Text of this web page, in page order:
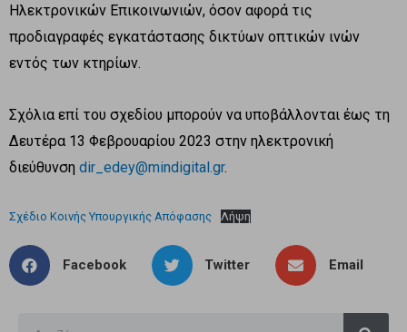
Ηλεκτρονικών Επικοινωνιών, όσον αφορά τις
προδιαγραφές εγκατάστασης δικτύων οπτικών ινών
εντός των κτηρίων.
Σχόλια επί του σχεδίου μπορούν να υποβάλλονται έως τη
Δευτέρα 13 Φεβρουαρίου 2023 στην ηλεκτρονική
διεύθυνση dir_edey@mindigital.gr.
Σχέδιο Κοινής Υπουργικής Απόφασης Λήψη
Facebook Twitter Email